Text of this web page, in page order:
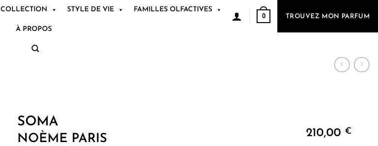
COLLECTION STYLE DE VIE FAMILLES OLFACTIVES
À PROPOS
0 TROUVEZ MON PARFUM
SOMA
NOÈME PARIS 210,00 €